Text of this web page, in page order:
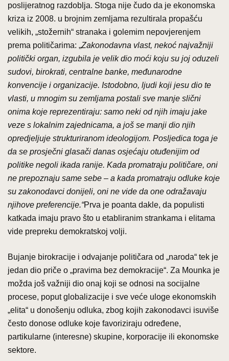
poslijeratnog razdoblja. Stoga nije čudo da je ekonomska
kriza iz 2008. u brojnim zemljama rezultirala propašću
velikih, „stožernih“ stranaka i golemim nepovjerenjem
prema političarima: „Zakonodavna vlast, nekoć najvažniji
politički organ, izgubila je velik dio moći koju su joj oduzeli
sudovi, birokrati, centralne banke, međunarodne
konvencije i organizacije. Istodobno, ljudi koji jesu dio te
vlasti, u mnogim su zemljama postali sve manje slični
onima koje reprezentiraju: samo neki od njih imaju jake
veze s lokalnim zajednicama, a još se manji dio njih
opredjeljuje strukturiranom ideologijom. Posljedica toga je
da se prosječni glasači danas osjećaju otuđenijim od
politike negoli ikada ranije. Kada promatraju političare, oni
ne prepoznaju same sebe – a kada promatraju odluke koje
su zakonodavci donijeli, oni ne vide da one odražavaju
njihove preferencije.“Prva je poanta dakle, da populisti
katkada imaju pravo što u etabliranim strankama i elitama
vide prepreku demokratskoj volji.
Bujanje birokracije i odvajanje političara od „naroda“ tek je
jedan dio priče o „pravima bez demokracije“. Za Mounka je
možda još važniji dio onaj koji se odnosi na socijalne
procese, poput globalizacije i sve veće uloge ekonomskih
„elita“ u donošenju odluka, zbog kojih zakonodavci isuviše
često donose odluke koje favoriziraju određene,
partikularne (interesne) skupine, korporacije ili ekonomske
sektore.